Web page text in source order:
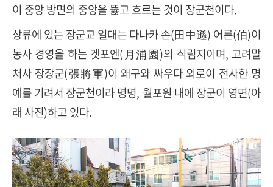
이 중앙 방면의 중앙을 뚫고 흐르는 것이 장군천이다.
상류에 있는 장군교 일대는 다나카 손(田中遜) 어른(伯)이
농사 경영을 하는 겟포엔( 月浦園)의 식림지이며, 고려말
처사 장장군(張將軍)이 왜구와 싸우다 외로이 전사한 명
예를 기려서 장군천이라 명명, 월포원 내에 장군이 영면(아
래 사진)하고 있다.